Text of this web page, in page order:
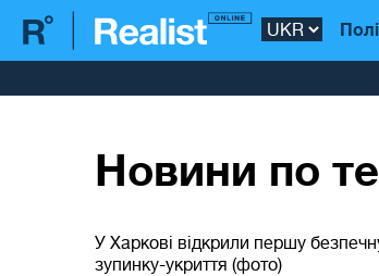
Новини по
У Харкові відкрили першу
зупинку-укриття (фото)